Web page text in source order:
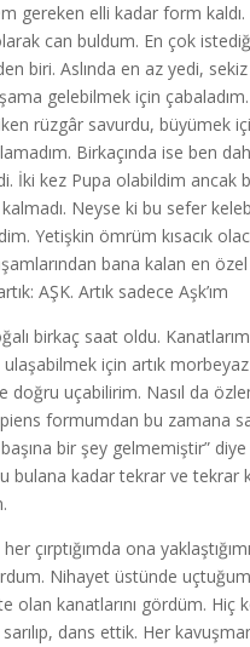
gereken elli kadar form
can buldum. En çok
biri. Aslında en az yedi,
gelebilmek için
rüzgâr savurdu, büyümek
Birkaçında ise ben
İki kez Pupa olabildim ancak
Neyse ki bu sefer
Yetişkin ömrüm kısacık
bana kalan en
AŞK. Artık sadece Aşk’ım
birkaç saat oldu.
için artık
doğru uçabilirim. Nasıl da
formumdan bu zamana
başına bir şey gelmemiştir”
bulana kadar tekrar ve tekrar
her çırptığımda ona yaklaştığımı
Nihayet üstünde
olan kanatlarını gördüm. Hiç
dans ettik. Her